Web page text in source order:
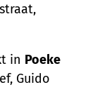
in Poeke
Guido